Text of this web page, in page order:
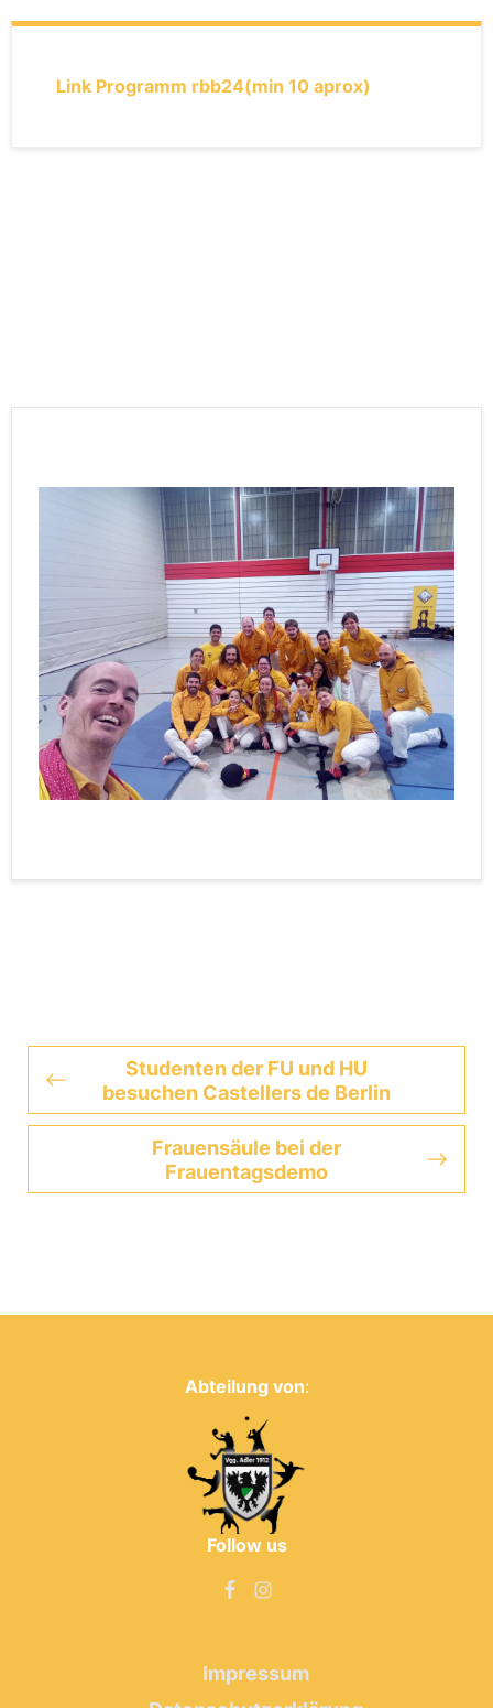
Link Programm rbb24(min 10 aprox)
Studenten der FU und HU
besuchen Castellers de Berlin
Frauensäule bei der
Frauentagsdemo
Abteilung von:
Follow us
Impressum